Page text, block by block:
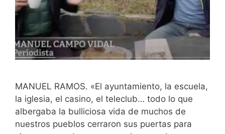
MANUEL RAMOS. «El ayuntamiento, la escuela,
la iglesia, el casino, el teleclub… todo lo que
albergaba la bulliciosa vida de muchos de
nuestros pueblos cerraron sus puertas para